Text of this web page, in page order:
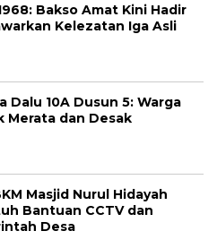
Bakso Amat Kini Hadir
Kelezatan Iga Asli
Dalu 10A Dusun 5: Warga
Merata dan Desak
Masjid Nurul Hidayah
Bantuan CCTV dan
Desa